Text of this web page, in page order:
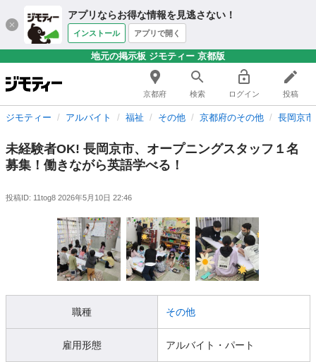
アプリならお得な情報を見逃さない！
インストール アプリで開く
地元の掲示板 ジモティー 京都版
京都府 検索 ログイン 投稿
ジモティー アルバイト 福祉 その他 京都府のその他 長岡京
未経験者OK! 長岡京市、オープニングスタッフ１名
募集！働きながら英語学べる！
投稿ID: 11tog8 2026年5月10日 22:46
職種 その他
雇用形態 アルバイト・パート